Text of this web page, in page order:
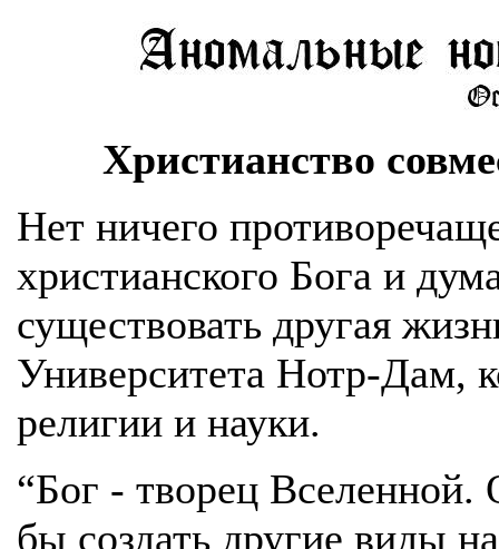
Христианство
Нет ничего
христианского Бога и
существовать другая
Университета Нотр-Дам,
религии и науки.
“Бог - творец
бы создать другие виды